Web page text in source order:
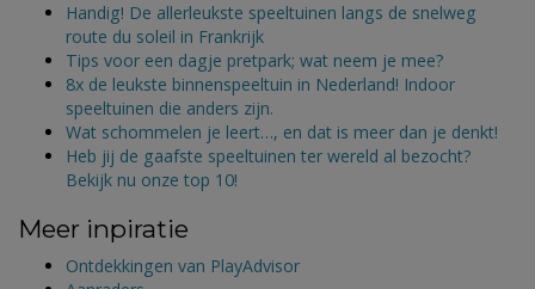
Handig! De allerleukste speeltuinen langs de snelweg
route du soleil in Frankrijk
Tips voor een dagje pretpark; wat neem je mee?
8x de leukste binnenspeeltuin in Nederland! Indoor
speeltuinen die anders zijn.
Wat schommelen je leert…, en dat is meer dan je denkt!
Heb jij de gaafste speeltuinen ter wereld al bezocht?
Bekijk nu onze top 10!
Meer inpiratie
Ontdekkingen van PlayAdvisor